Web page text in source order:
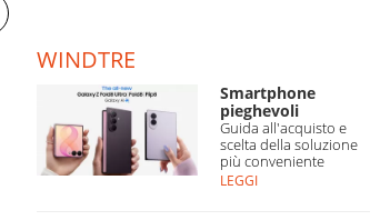
WINDTRE
Smartphone
pieghevoli
Guida all'acquisto e
scelta della soluzione
più conveniente
LEGGI